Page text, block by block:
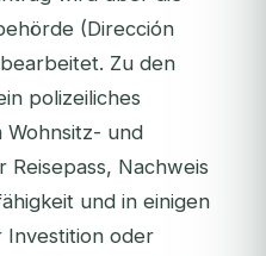
(Dirección
Zu den
polizeiliches
Wohnsitz- und
Nachweis
und in einigen
Investition oder